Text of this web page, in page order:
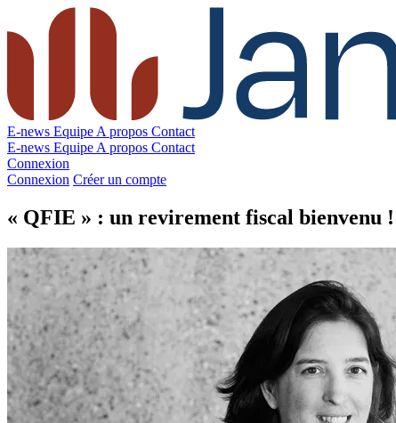
E-news Equipe A propos Contact
E-news Equipe A propos Contact
Connexion
Connexion Créer un compte
« QFIE » : un revirement fiscal bienvenu !